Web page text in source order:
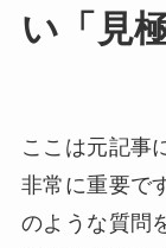
い「見
ここは元記事
非常に重要で
のような質問